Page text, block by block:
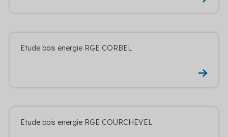
Etude bois energie RGE CORBEL
Etude bois energie RGE COURCHEVEL